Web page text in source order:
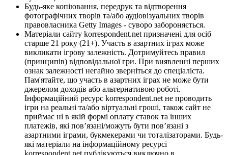
Будь-яке копіювання, передрук та відтворення
фотографічних творів та/або аудіовізуальних творів
правовласника Getty Images - суворо забороняється.
Матеріали сайту korrespondent.net призначені для осіб
старше 21 року (21+). Участь в азартних іграх може
викликати ігрову залежність. Дотримуйтесь правил
(принципів) відповідальної гри. При виявленні перших
ознак залежності негайно зверніться до спеціаліста.
Пам'ятайте, що участь в азартних іграх не може бути
джерелом доходів або альтернативою роботі.
Інформаційний ресурс korrespondent.net не проводить
ігри на реальні та/або віртуальні гроші, також сайт не
приймає ні в якій формі оплату ставок та інших
платежів, які пов’язані/можуть бути пов’язані з
азартними іграми, букмекерами чи тоталізаторами. Будь-
які матеріали на інформаційному ресурсі
korrespondent.net публікуються виключно в